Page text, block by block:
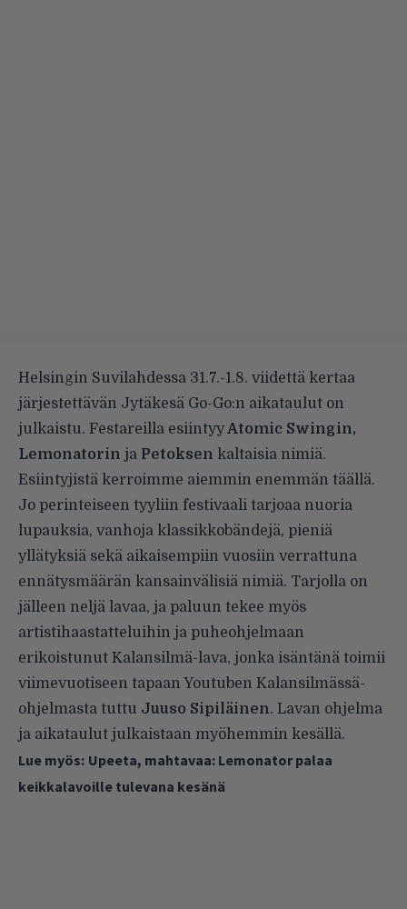
Helsingin Suvilahdessa 31.7.-1.8. viidettä kertaa
järjestettävän Jytäkesä Go-Go:n aikataulut on
julkaistu. Festareilla esiintyyAtomic Swingin,
Lemonatorin ja Petoksen kaltaisia nimiä.
Esiintyjistä kerroimme aiemmin enemmän täällä.
Jo perinteiseen tyyliin festivaali tarjoaa nuoria
lupauksia, vanhoja klassikkobändejä, pieniä
yllätyksiä sekä aikaisempiin vuosiin verrattuna
ennätysmäärän kansainvälisiä nimiä. Tarjolla on
jälleen neljä lavaa, ja paluun tekee myös
artistihaastatteluihin ja puheohjelmaan
erikoistunut Kalansilmä-lava, jonka isäntänä toimii
viimevuotiseen tapaan Youtuben Kalansilmässä-
ohjelmasta tuttu Juuso Sipiläinen. Lavan ohjelma
ja aikataulut julkaistaan myöhemmin kesällä.
Lue myös: Upeeta, mahtavaa: Lemonator palaa
keikkalavoille tulevana kesänä